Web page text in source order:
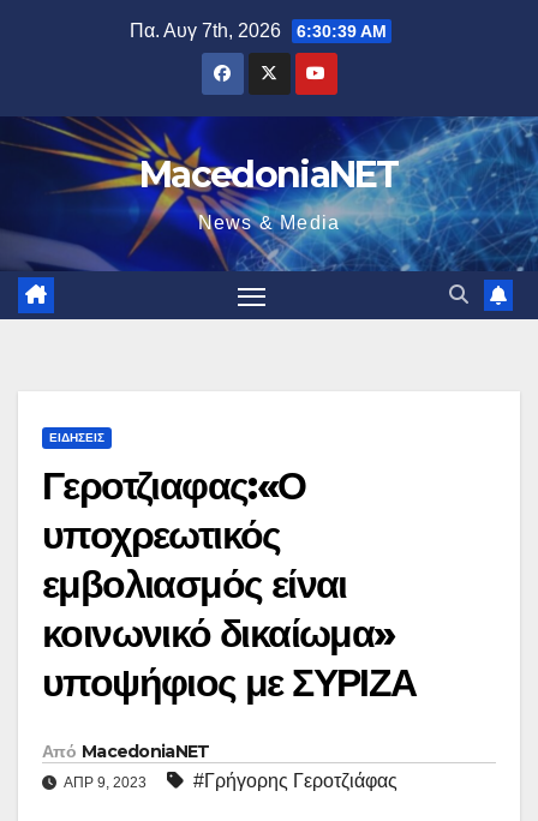
Πα. Αυγ 7th, 2026 6:30:40 AM
MacedoniaNET
News & Media
ΕΙΔΉΣΕΙΣ
Γεροτζιαφας:«Ο
υποχρεωτικός
εμβολιασμός είναι
κοινωνικό δικαίωμα»
υποψήφιος με ΣΥΡΙΖΑ
Από MacedoniaNET
ΑΠΡ 9, 2023 #Γρήγορης Γεροτζιάφας